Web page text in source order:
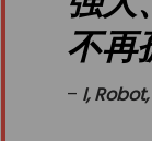
不再
I,